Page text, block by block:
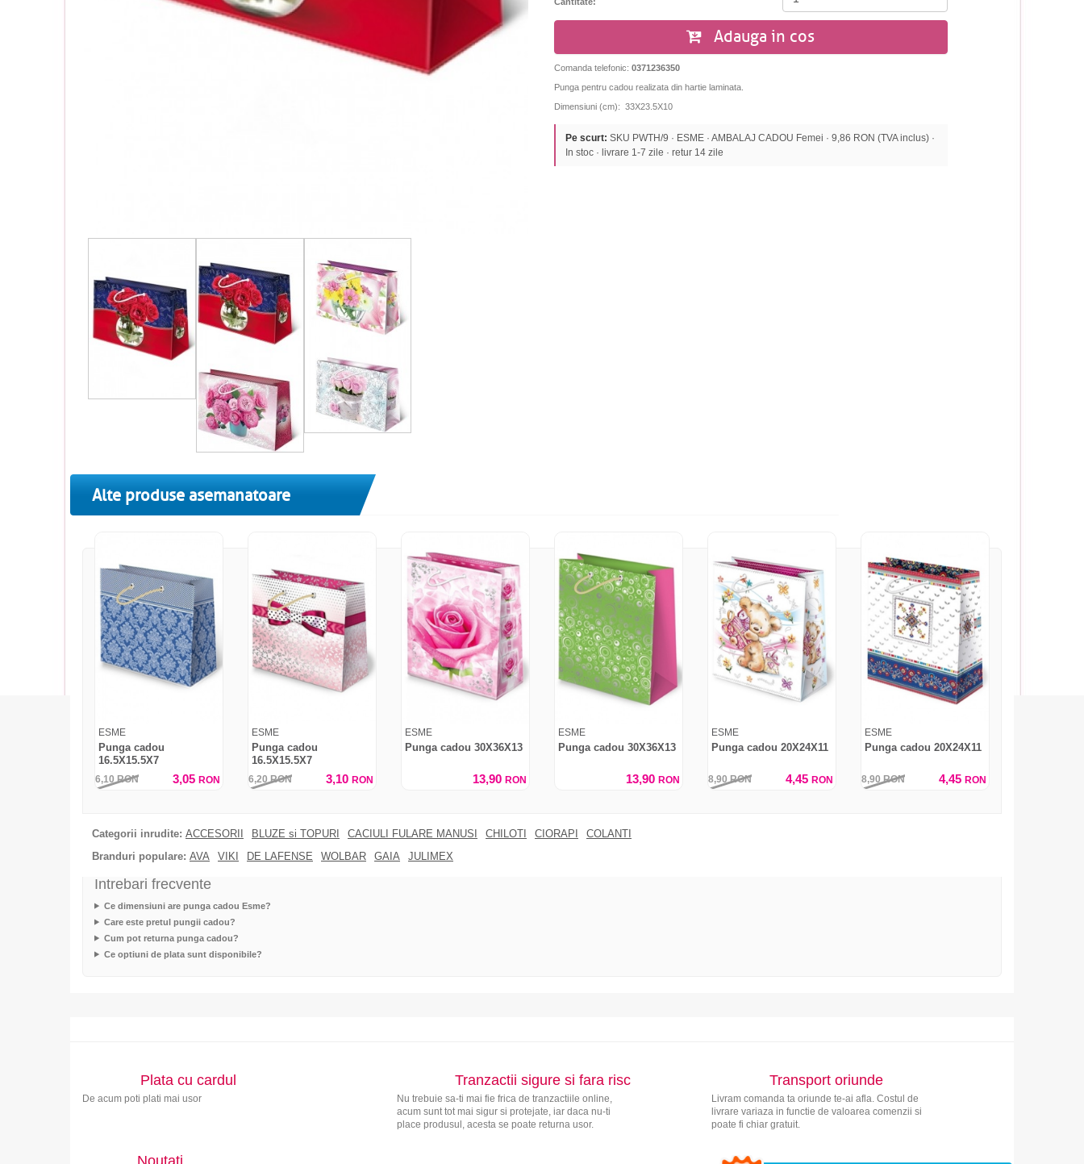
Adauga in cos
Comanda telefonic: 0371236350
Punga pentru cadou realizata din hartie laminata.
Dimensiuni (cm): 33X23.5X10
Pe scurt: SKU PWTH/9 · ESME · AMBALAJ CADOU Femei · 9,86 RON (TVA inclus) ·
In stoc · livrare 1-7 zile · retur 14 zile
Alte produse asemanatoare
ESME
Punga cadou
16.5X15.5X7
6,10RON 3,05 RON
ESME
Punga cadou
16.5X15.5X7
6,20RON 3,10 RON
ESME
Punga cadou 30X36X13
13,90 RON
ESME
Punga cadou 30X36X13
13,90 RON
ESME
Punga cadou 20X24X11
8,90RON 4,45 RON
ESME
Punga cadou 20X24X11
8,90RON 4,45 RON
Categorii inrudite: ACCESORII BLUZE si TOPURI CACIULI FULARE MANUSI CHILOTI CIORAPI
COLANTI
Branduri populare: AVA VIKI DE LAFENSE WOLBAR GAIA JULIMEX
Intrebari frecvente
Ce dimensiuni are punga cadou Esme?
Care este pretul pungii cadou?
Cum pot returna punga cadou?
Ce optiuni de plata sunt disponibile?
Plata cu cardul
De acum poti plati mai usor
Tranzactii sigure si fara risc
Nu trebuie sa-ti mai fie frica de tranzactiile online,
acum sunt tot mai sigur si protejate, iar daca nu-ti
place produsul, acesta se poate returna usor.
Transport oriunde
Livram comanda ta oriunde te-ai afla. Costul de
livrare variaza in functie de valoarea comenzii si
poate fi chiar gratuit.
Noutati